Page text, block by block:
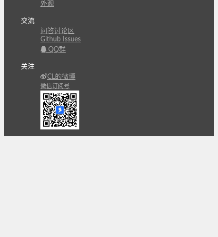
外观
交流
问答讨论区
Github Issues
QQ群
关注
CL的微博
微信订阅号